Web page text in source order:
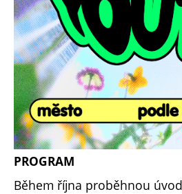
PROGRAM
Během října proběhnou